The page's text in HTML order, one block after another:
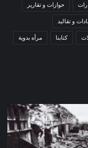
حوارات و تقارير
و تقاليد
كتابنا مرأه بدوية